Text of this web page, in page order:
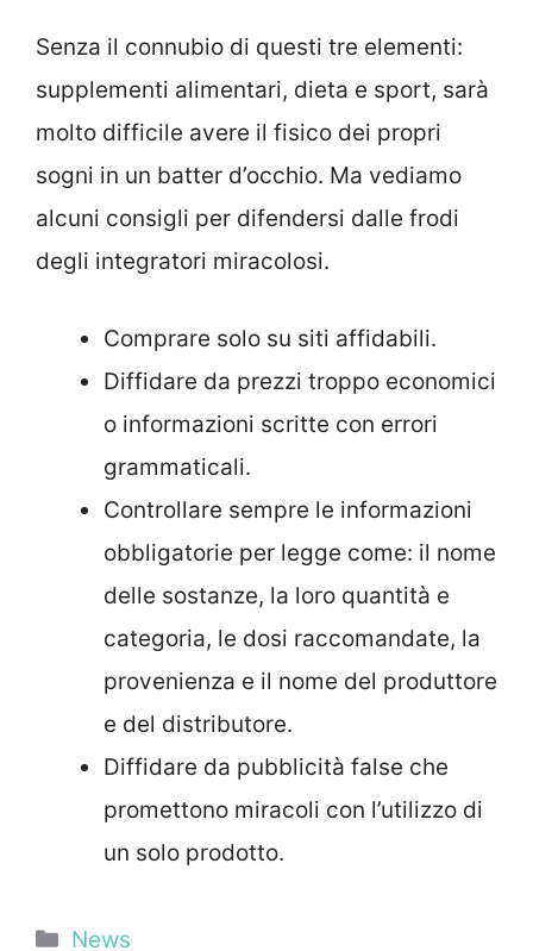
Senza il connubio di questi tre elementi:
supplementi alimentari, dieta e sport, sarà
molto difficile avere il fisico dei propri
sogni in un batter d’occhio. Ma vediamo
alcuni consigli per difendersi dalle frodi
degli integratori miracolosi.
Comprare solo su siti affidabili.
Diffidare da prezzi troppo economici
o informazioni scritte con errori
grammaticali.
Controllare sempre le informazioni
obbligatorie per legge come: il nome
delle sostanze, la loro quantità e
categoria, le dosi raccomandate, la
provenienza e il nome del produttore
e del distributore.
Diffidare da pubblicità false che
promettono miracoli con l’utilizzo di
un solo prodotto.
Categorie
News